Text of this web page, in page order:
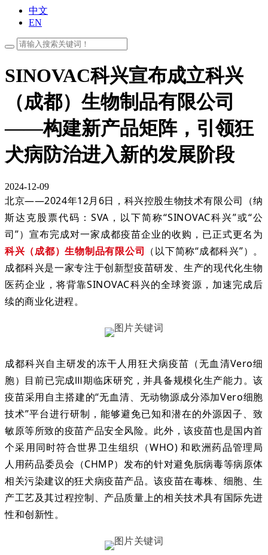
中文
EN
SINOVAC科兴宣布成立科兴
（成都）生物制品有限公司
——构建新产品矩阵，引领狂
犬病防治进入新的发展阶段
2024-12-09
北京——2024年12月6日，科兴控股生物技术有限公司（纳
斯达克股票代码：SVA，以下简称“SINOVAC科兴”或“公
司”）宣布完成对一家成都疫苗企业的收购，已正式更名为
科兴（成都）生物制品有限公司 （以下简称“成都科兴”）。
成都科兴是一家专注于创新型疫苗研发、生产的现代化生物
医药企业，将背靠SINOVAC科兴的全球资源，加速完成后
续的商业化进程。
成都科兴自主研发的冻干人用狂犬病疫苗（无血清Vero细
胞）目前已完成Ⅲ期临床研究，并具备规模化生产能力。该
疫苗采用自主搭建的“无血清、无动物源成分添加Vero细胞
技术”平台进行研制，能够避免已知和潜在的外源因子、致
敏原等所致的疫苗产品安全风险。此外，该疫苗也是国内首
个采用同时符合世界卫生组织（WHO) 和欧洲药品管理局
人用药品委员会（CHMP）发布的针对避免朊病毒等病原体
相关污染建议的狂犬病疫苗产品。该疫苗在毒株、细胞、生
产工艺及其过程控制、产品质量上的相关技术具有国际先进
性和创新性。